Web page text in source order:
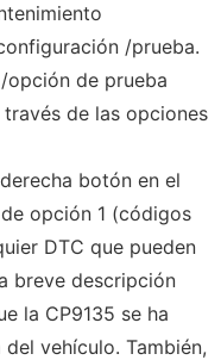
/prueba.
opción de prueba
de las opciones
botón en el
opción 1 (códigos
DTC que pueden
breve descripción
la CP9135 se ha
vehículo. También,